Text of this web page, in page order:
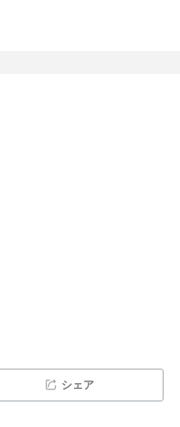
シェア